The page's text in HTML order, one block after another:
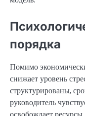
порядка
Помимо
снижает уровень
структурированы,
руководитель